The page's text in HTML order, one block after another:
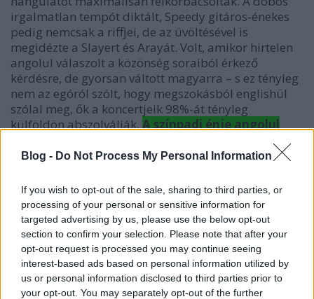
Blog - Do Not Process My Personal Information
If you wish to opt-out of the sale, sharing to third parties, or
processing of your personal or sensitive information for
targeted advertising by us, please use the below opt-out
section to confirm your selection. Please note that after your
opt-out request is processed you may continue seeing
interest-based ads based on personal information utilized by
us or personal information disclosed to third parties prior to
your opt-out. You may separately opt-out of the further
irgalmatlan tempót diktált, Speedy gitáros-énekes
pedig nemcsak a riffjei, de az üvöltésével is
megidézte a Slayert és Arayát. Volt, amikor hirtelen
angolul válaszolt a közönség soraiból érkező
kérdésre, de gyorsan váltott magyarra – s ez tényleg
nem az egóról szólt, hogy megszokásból englishül
szólal meg, ők a koncertjeik 98%-át tényleg
külföldön abszolválják.A színpadi énje angolul
A nézőtér közepén időközben
óriási haddelhadd alakult ki, gondosan felépített
tomboltak a thrashcore muzsikára, alaposan
beszorítva ezzel a közönség további részét a terem
falai mellé. Jó kezdés volt, mindenki feldobódott!